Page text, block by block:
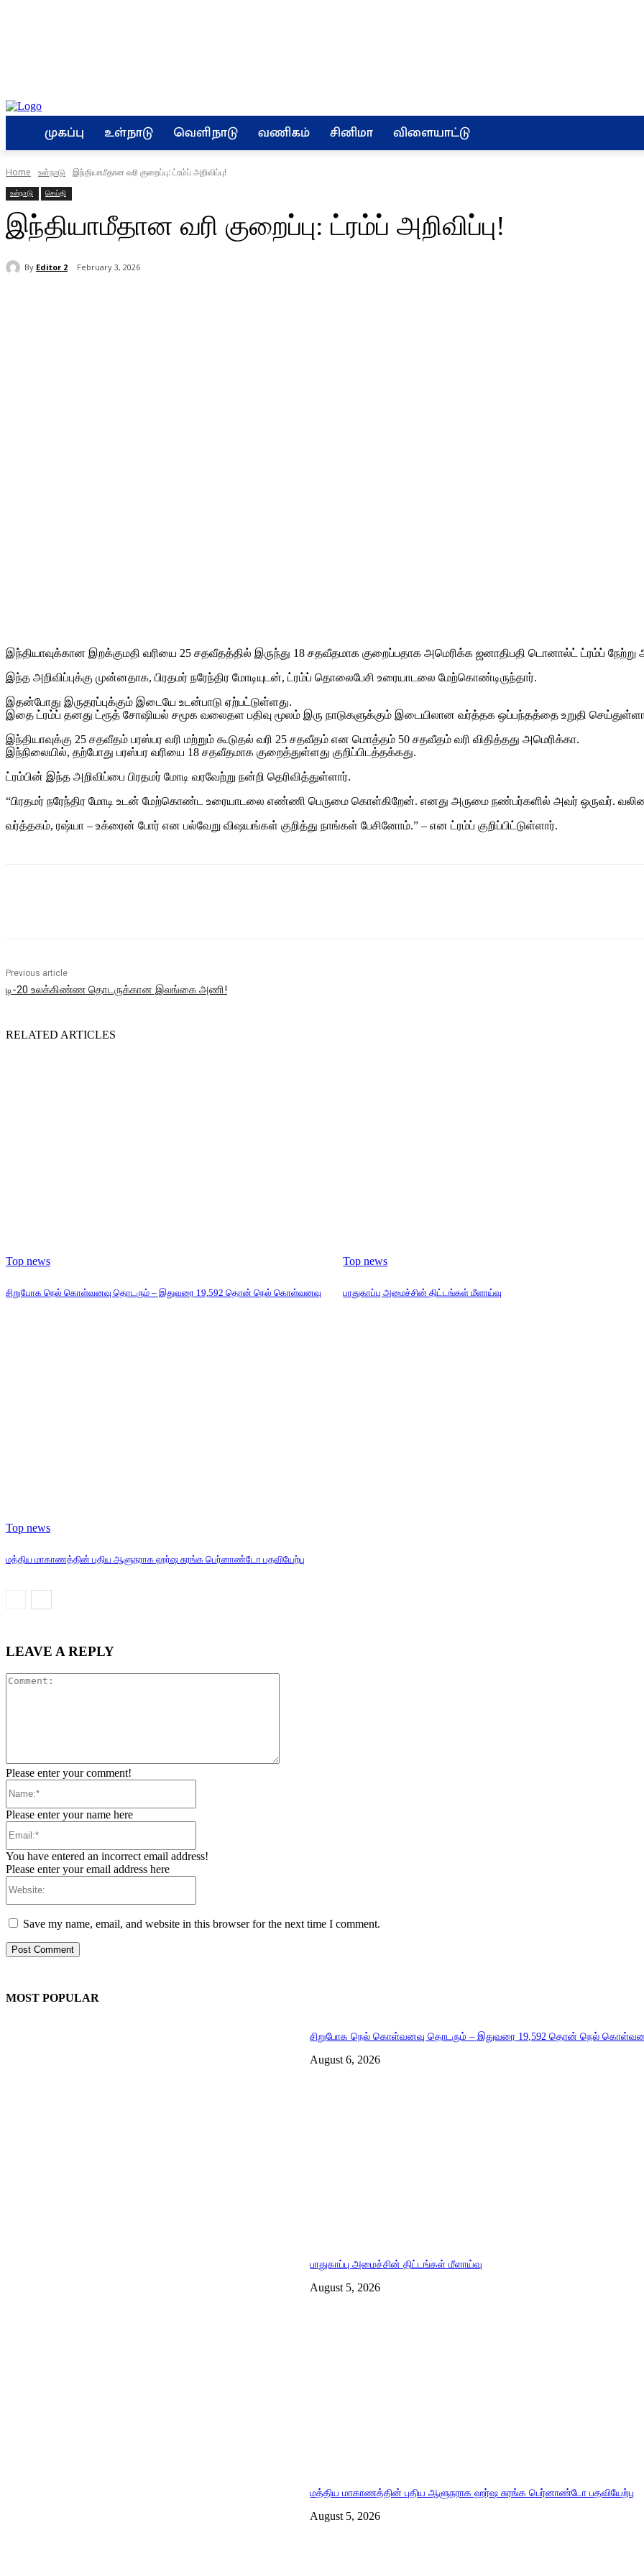
முகப்பு உள்நாடு வெளிநாடு வணிகம் சினிமா விளையாட்டு
Home உள்நாடு இந்தியாமீதான வரி குறைப்பு: ட்ரம்ப் அறிவிப்பு!
உள்நாடு செய்தி
இந்தியாமீதான வரி குறைப்பு: ட்ரம்ப் அறிவிப்பு!
By Editor 2 February 3, 2026
இந்தியாவுக்கான இறக்குமதி வரியை 25 சதவீதத்தில் இருந்து 18 சதவீதமாக குறைப்பதாக அமெரிக்க ஜனாதிபதி டொனால்ட் ட்ரம்ப் நேற்று
இந்த அறிவிப்புக்கு முன்னதாக, பிரதமர் நரேந்திர மோடியுடன், ட்ரம்ப் தொலைபேசி உரையாடலை மேற்கொண்டிருந்தார்.
இதன்போது இருதரப்புக்கும் இடையே உடன்பாடு ஏற்பட்டுள்ளது.
இதை ட்ரம்ப் தனது ட்ரூத் சோஷியல் சமூக வலைதள பதிவு மூலம் இரு நாடுகளுக்கும் இடையிலான வர்த்தக ஒப்பந்தத்தை உறுதி
இந்தியாவுக்கு 25 சதவீதம் பரஸ்பர வரி மற்றும் கூடுதல் வரி 25 சதவீதம் என மொத்தம் 50 சதவீதம் வரி விதித்தது அமெரிக்கா.
இந்நிலையில், தற்போது பரஸ்பர வரியை 18 சதவீதமாக குறைத்துள்ளது குறிப்பிடத்தக்கது.
ட்ரம்பின் இந்த அறிவிப்பை பிரதமர் மோடி வரவேற்று நன்றி தெரிவித்துள்ளார்.
“பிரதமர் நரேந்திர மோடி உடன் மேற்கொண்ட உரையாடலை எண்ணி பெருமை கொள்கிறேன். எனது அருமை நண்பர்களில் அவர் ஒருவர்.
வர்த்தகம், ரஷ்யா – உக்ரைன் போர் என பல்வேறு விஷயங்கள் குறித்து நாங்கள் பேசினோம்.” – என ட்ரம்ப் குறிப்பிட்டுள்ளார்.
Previous article
டி-20 உலக்கிண்ண தொடருக்கான இலங்கை அணி!
RELATED ARTICLES
Top news
சிறுபோக நெல் கொள்வனவு தொடரும் – இதுவரை 19,592 தொன் நெல் கொள்வனவு
Top news
பாதுகாப்பு அமைச்சின் திட்டங்கள் மீளாய்வு
Top news
மத்திய மாகாணத்தின் புதிய ஆளுநராக ஹர்ஷ சுரங்க பெர்னாண்டோ பதவியேற்பு
LEAVE A REPLY
Please enter your comment!
Please enter your name here
You have entered an incorrect email address!
Please enter your email address here
Save my name, email, and website in this browser for the next time I comment.
MOST POPULAR
சிறுபோக நெல் கொள்வனவு தொடரும் – இதுவரை 19,592 தொன் நெல்
August 6, 2026
பாதுகாப்பு அமைச்சின் திட்டங்கள் மீளாய்வு
August 5, 2026
மத்திய மாகாணத்தின் புதிய ஆளுநராக ஹர்ஷ சுரங்க பெர்னாண்டோ பதவியேற்பு
August 5, 2026